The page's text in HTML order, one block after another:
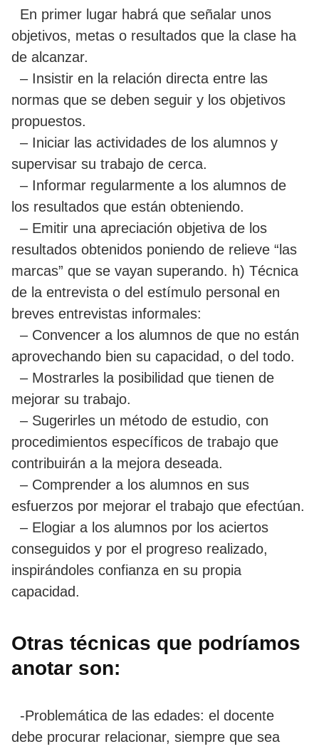
En primer lugar habrá que señalar unos
objetivos, metas o resultados que la clase ha
de alcanzar.
– Insistir en la relación directa entre las
normas que se deben seguir y los objetivos
propuestos.
– Iniciar las actividades de los alumnos y
supervisar su trabajo de cerca.
– Informar regularmente a los alumnos de
los resultados que están obteniendo.
– Emitir una apreciación objetiva de los
resultados obtenidos poniendo de relieve “las
marcas” que se vayan superando. h) Técnica
de la entrevista o del estímulo personal en
breves entrevistas informales:
– Convencer a los alumnos de que no están
aprovechando bien su capacidad, o del todo.
– Mostrarles la posibilidad que tienen de
mejorar su trabajo.
– Sugerirles un método de estudio, con
procedimientos específicos de trabajo que
contribuirán a la mejora deseada.
– Comprender a los alumnos en sus
esfuerzos por mejorar el trabajo que efectúan.
– Elogiar a los alumnos por los aciertos
conseguidos y por el progreso realizado,
inspirándoles confianza en su propia
capacidad.
Otras técnicas que podríamos
anotar son:
-Problemática de las edades: el docente
debe procurar relacionar, siempre que sea